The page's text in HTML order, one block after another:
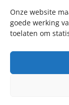
Onze website
goede werking
toelaten om